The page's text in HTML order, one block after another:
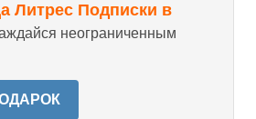
Литрес Подписки в
неограниченным